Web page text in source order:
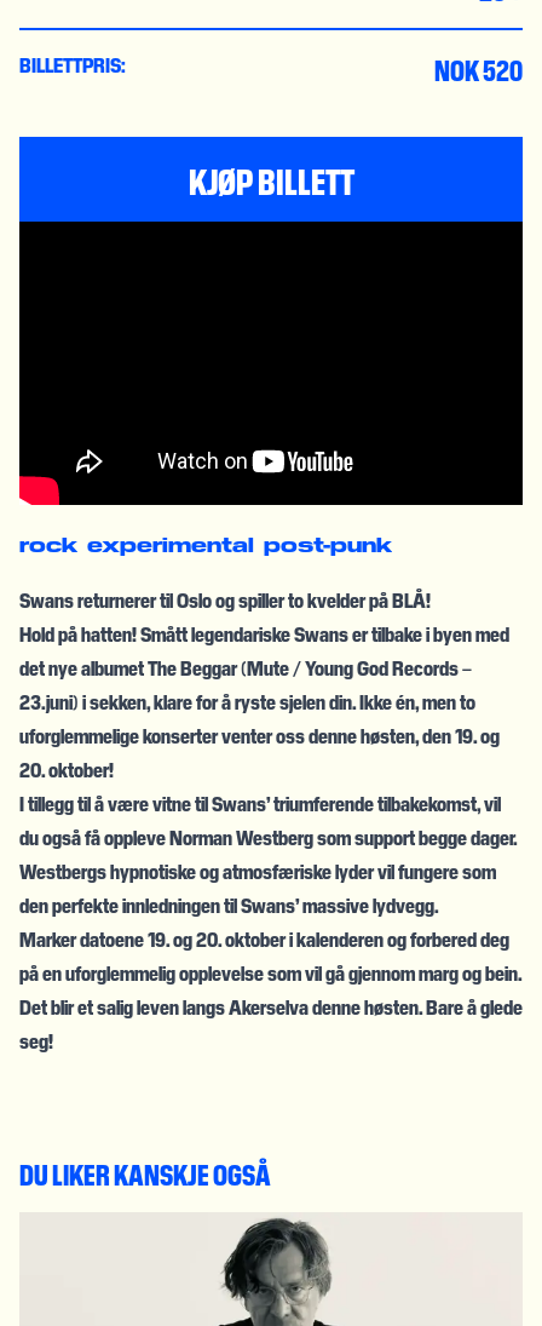
BILLETTPRIS: NOK 520
KJØP BILLETT
rock experimental post-punk
Swans returnerer til Oslo og spiller to kvelder på BLÅ!
Hold på hatten! Smått legendariske Swans er tilbake i byen med
det nye albumet The Beggar (Mute / Young God Records –
23.juni) i sekken, klare for å ryste sjelen din. Ikke én, men to
uforglemmelige konserter venter oss denne høsten, den 19. og
20. oktober!
I tillegg til å være vitne til Swans’ triumferende tilbakekomst, vil
du også få oppleve Norman Westberg som support begge dager.
Westbergs hypnotiske og atmosfæriske lyder vil fungere som
den perfekte innledningen til Swans’ massive lydvegg.
Marker datoene 19. og 20. oktober i kalenderen og forbered deg
på en uforglemmelig opplevelse som vil gå gjennom marg og bein.
Det blir et salig leven langs Akerselva denne høsten. Bare å glede
seg!
DU LIKER KANSKJE OGSÅ